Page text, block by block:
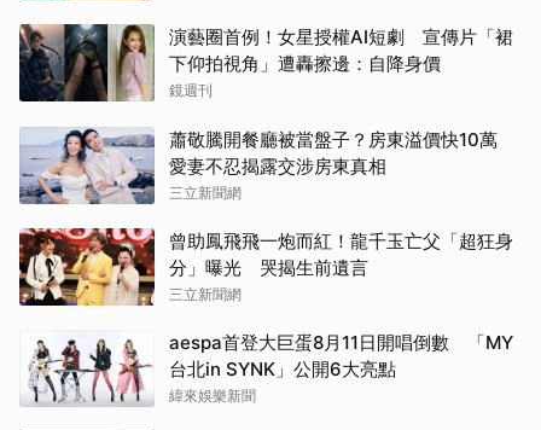
演藝圈首例！女星授權AI短劇 宣傳片「裙
下仰拍視角」遭轟擦邊：自降身價
鏡週刊
蕭敬騰開餐廳被當盤子？房東溢價快10萬
愛妻不忍揭露交涉房東真相
三立新聞網
曾助鳳飛飛一炮而紅！龍千玉亡父「超狂身
分」曝光 哭揭生前遺言
三立新聞網
aespa首登大巨蛋8月11日開唱倒數 「MY
台北in SYNK」公開6大亮點
緯來娛樂新聞